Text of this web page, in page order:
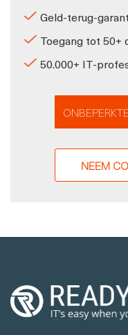
Geld-terug-
Toegang tot
50.000+ IT-
NEEM